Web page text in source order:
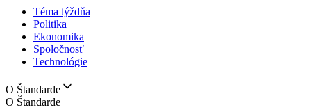
Téma týždňa
Politika
Ekonomika
Spoločnosť
Technológie
O Štandarde
O Štandarde